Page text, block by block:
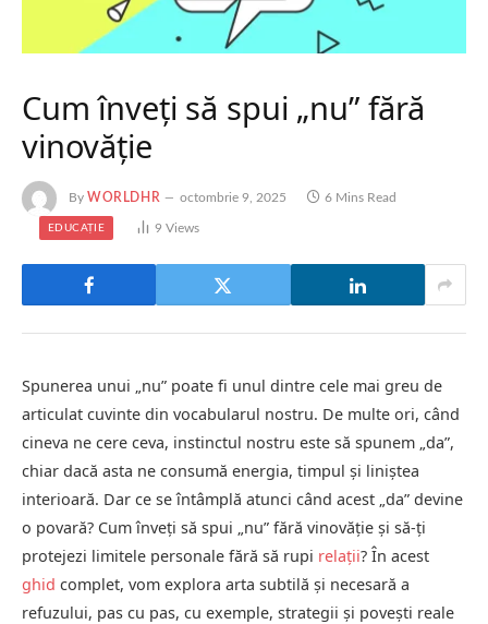
Cum înveți să spui „nu” fără
vinovăție
By WORLDHR octombrie 9, 2025 6 Mins Read
EDUCAȚIE 9Views
Spunerea unui „nu” poate fi unul dintre cele mai greu de
articulat cuvinte din vocabularul nostru. De multe ori, când
cineva ne cere ceva, instinctul nostru este să spunem „da”,
chiar dacă asta ne consumă energia, timpul și liniștea
interioară. Dar ce se întâmplă atunci când acest „da” devine
o povară? Cum înveți să spui „nu” fără vinovăție și să-ți
protejezi limitele personale fără să rupi relații? În acest
ghid complet, vom explora arta subtilă și necesară a
refuzului, pas cu pas, cu exemple, strategii și povești reale